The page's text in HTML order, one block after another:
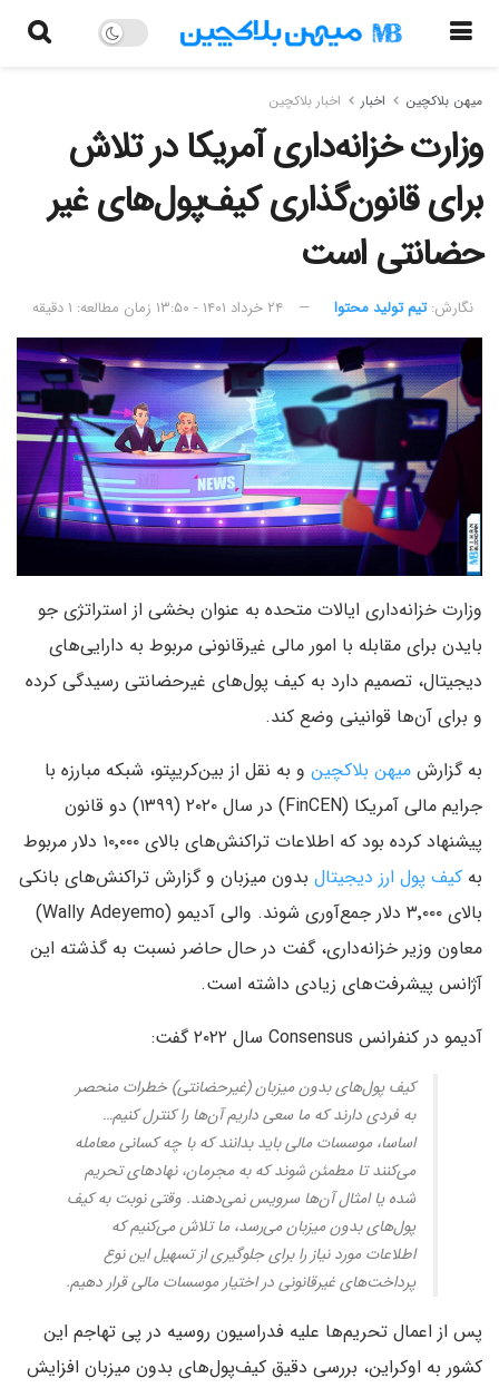
میهن بلاکچین اخبار اخبار بلاکچین
وزارت خزانه‌داری آمریکا در تلاش
برای قانون‌گذاری کیف‌پول‌های غیر
حضانتی است
نگارش:‌ تیم تولید محتوا ۲۴ خرداد ۱۴۰۱ - ۱۳:۵۰ زمان مطالعه: ۱ دقیقه
وزارت خزانه‌داری ایالات متحده به عنوان بخشی از استراتژی جو
بایدن برای مقابله با امور مالی غیرقانونی مربوط به دارایی‌های
دیجیتال، تصمیم دارد به کیف پول‌های غیرحضانتی رسیدگی کرده
و برای آن‌ها قوانینی وضع کند.
به گزارش میهن بلاکچین و به نقل از بین‌کریپتو، شبکه مبارزه با
جرایم مالی آمریکا (FinCEN) در سال ۲۰۲۰ (۱۳۹۹) دو قانون
پیشنهاد کرده بود که اطلاعات تراکنش‌های بالای ۱۰٬۰۰۰ دلار مربوط
به کیف پول ارز دیجیتال بدون میزبان و گزارش تراکنش‌های بانکی
بالای ۳٬۰۰۰ دلار جمع‌آوری شوند. والی آدیمو (Wally Adeyemo)
معاون وزیر خزانه‌داری، گفت در حال حاضر نسبت به گذشته این
آژانس پیشرفت‌های زیادی داشته است.
آدیمو در کنفرانس Consensus سال ۲۰۲۲ گفت:
کیف پول‌های بدون میزبان (غیرحضانتی) خطرات منحصر
به فردی دارند که ما سعی داریم آن‌ها را کنترل کنیم…
اساسا، موسسات مالی باید بدانند که با چه کسانی معامله
می‌کنند تا مطمئن شوند که به مجرمان، نهادهای تحریم
شده یا امثال آن‌ها سرویس نمی‌دهند. وقتی نوبت به کیف
پول‌های بدون میزبان می‌رسد، ما تلاش می‌کنیم که
اطلاعات مورد نیاز را برای جلوگیری از تسهیل این نوع
پرداخت‌های غیرقانونی در اختیار موسسات مالی قرار دهیم.
پس از اعمال تحریم‌ها علیه فدراسیون روسیه در پی تهاجم این
کشور به اوکراین، بررسی دقیق کیف‌پول‌های بدون میزبان افزایش